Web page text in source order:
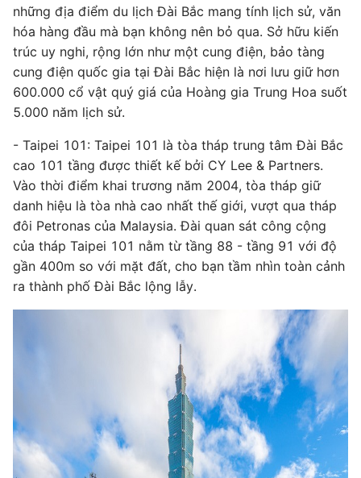
những địa điểm du lịch Đài Bắc mang tính lịch sử, văn
hóa hàng đầu mà bạn không nên bỏ qua. Sở hữu kiến
trúc uy nghi, rộng lớn như một cung điện, bảo tàng
cung điện quốc gia tại Đài Bắc hiện là nơi lưu giữ hơn
600.000 cổ vật quý giá của Hoàng gia Trung Hoa suốt
5.000 năm lịch sử.
- Taipei 101: Taipei 101 là tòa tháp trung tâm Đài Bắc
cao 101 tầng được thiết kế bởi CY Lee & Partners.
Vào thời điểm khai trương năm 2004, tòa tháp giữ
danh hiệu là tòa nhà cao nhất thế giới, vượt qua tháp
đôi Petronas của Malaysia. Đài quan sát công cộng
của tháp Taipei 101 nằm từ tầng 88 - tầng 91 với độ
gần 400m so với mặt đất, cho bạn tầm nhìn toàn cảnh
ra thành phố Đài Bắc lộng lẫy.